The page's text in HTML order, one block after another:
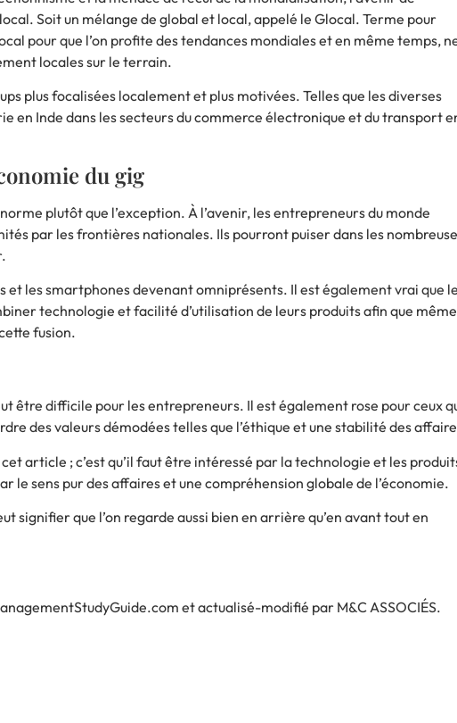
Soit un mélange de global et local, appelé le Glocal. Terme pour
pour que l’on profite des tendances mondiales et en même temps,
locales sur le terrain.
plus focalisées localement et plus motivées. Telles que les diverses
en Inde dans les secteurs du commerce électronique et du transport
du gig
plutôt que l’exception. À l’avenir, les entrepreneurs du monde
par les frontières nationales. Ils pourront puiser dans les
et les smartphones devenant omniprésents. Il est également vrai que
technologie et facilité d’utilisation de leurs produits afin que même
fusion.
être difficile pour les entrepreneurs. Il est également rose pour ceux
des valeurs démodées telles que l’éthique et une stabilité des
article ; c’est qu’il faut être intéressé par la technologie et les
le sens pur des affaires et une compréhension globale de l’économie.
signifier que l’on regarde aussi bien en arrière qu’en avant tout en
et actualisé-modifié par M&C ASSOCIÉS.